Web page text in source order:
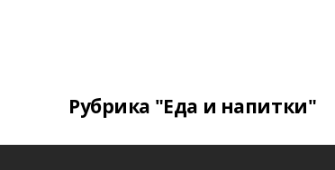
Рубрика "Еда и напитки"